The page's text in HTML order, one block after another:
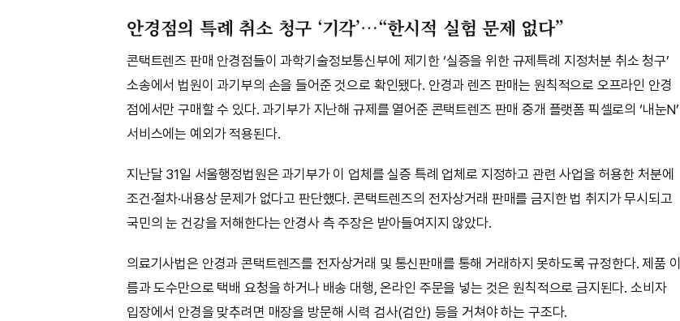
안경점의 특례 취소 청구 ‘기각’…“한시적 실험 문제 없다”
콘택트렌즈 판매 안경점들이 과학기술정보통신부에 제기한 ‘실증을 위한 규제특례 지정처분 취소 청구’
소송에서 법원이 과기부의 손을 들어준 것으로 확인됐다. 안경과 렌즈 판매는 원칙적으로 오프라인 안경
점에서만 구매할 수 있다. 과기부가 지난해 규제를 열어준 콘택트렌즈 판매 중개 플랫폼 픽셀로의 ‘내눈N’
서비스에는 예외가 적용된다.
지난달 31일 서울행정법원은 과기부가 이 업체를 실증 특례 업체로 지정하고 관련 사업을 허용한 처분에
조건·절차·내용상 문제가 없다고 판단했다. 콘택트렌즈의 전자상거래 판매를 금지한 법 취지가 무시되고
국민의 눈 건강을 저해한다는 안경사 측 주장은 받아들여지지 않았다.
의료기사법은 안경과 콘택트렌즈를 전자상거래 및 통신판매를 통해 거래하지 못하도록 규정한다. 제품 이
름과 도수만으로 택배 요청을 하거나 배송 대행, 온라인 주문을 넣는 것은 원칙적으로 금지된다. 소비자
입장에서 안경을 맞추려면 매장을 방문해 시력 검사(검안) 등을 거쳐야 하는 구조다.